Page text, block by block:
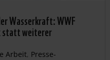
Wasserkraft: WWF
statt weiterer
Arbeit, Presse-